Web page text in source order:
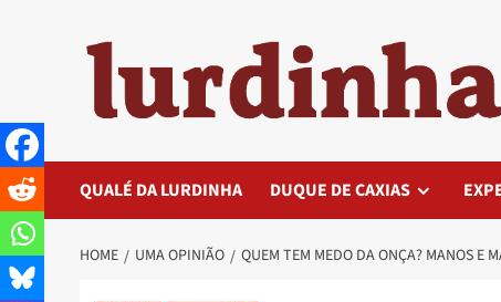
QUALÉ DA LURDINHA DUQUE DE CAXIAS
HOME UMA OPINIÃO QUEM TEM MEDO DA ONÇA? MANOS E